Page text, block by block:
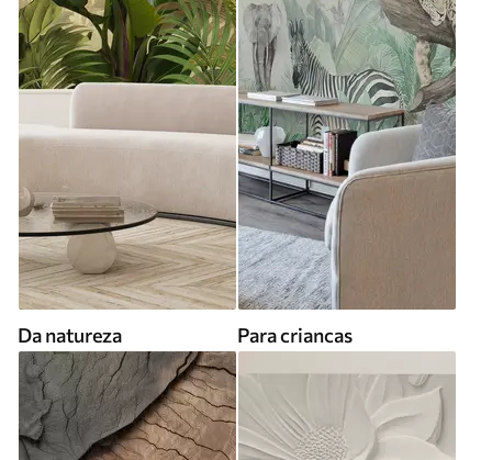
Da natureza Para criancas